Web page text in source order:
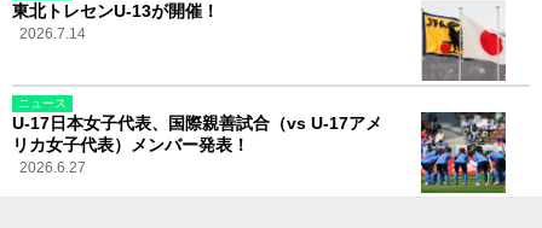
東北トレセンU-13が開催！
2026.7.14
ニュース
U-17日本女子代表、国際親善試合（vs U-17アメ
リカ女子代表）メンバー発表！
2026.6.27